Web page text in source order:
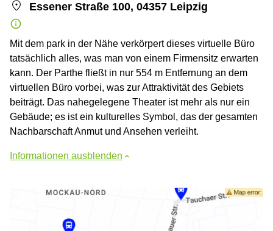
Essener Straße 100, 04357 Leipzig
Mit dem park in der Nähe verkörpert dieses virtuelle Büro
tatsächlich alles, was man von einem Firmensitz erwarten
kann. Der Parthe fließt in nur 554 m Entfernung an dem
virtuellen Büro vorbei, was zur Attraktivität des Gebiets
beiträgt. Das nahegelegene Theater ist mehr als nur ein
Gebäude; es ist ein kulturelles Symbol, das der gesamten
Nachbarschaft Anmut und Ansehen verleiht.
Informationen ausblenden